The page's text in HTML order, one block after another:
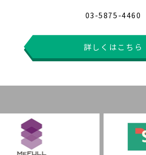
03-5875-4460
詳しくはこちら